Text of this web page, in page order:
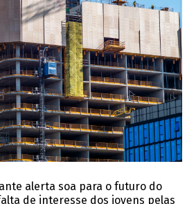
alerta soa para o futuro do
de interesse dos jovens pelas